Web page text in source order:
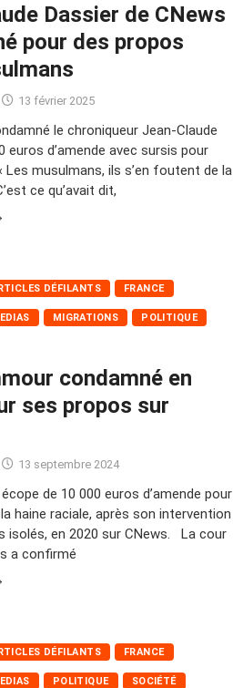
Dassier de CNews
pour des propos
13 février 2025
le chroniqueur Jean-Claude
euros d’amende avec sursis pour
Les musulmans, ils s’en foutent de la
ce qu’avait dit,
DÉFILANTS FRANCE
MIGRATIONS POLITIQUE
condamné en
ses propos sur
13 septembre 2024
de 10 000 euros d’amende pour
haine raciale, après son intervention
isolés, en 2020 sur CNews. La cour
a confirmé
DÉFILANTS FRANCE
POLITIQUE SOCIÉTÉ